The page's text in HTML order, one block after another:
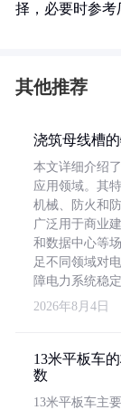
择，必要时参考
其他推荐
浇筑母线槽
本文详细介绍
应用领域。其
机械、防火和
广泛用于商业
和数据中心等
足不同领域对
障电力系统稳定
2026年8月4日
13米平板车
数
13米平板车主